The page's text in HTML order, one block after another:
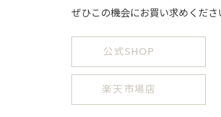
ぜひこの機会にお買い求めくださ
公式SHOP
楽天市場店